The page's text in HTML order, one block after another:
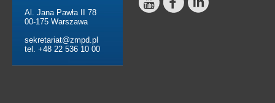
Al. Jana Pawła II 78
00-175 Warszawa
sekretariat@zmpd.pl
tel. +48 22 536 10 00